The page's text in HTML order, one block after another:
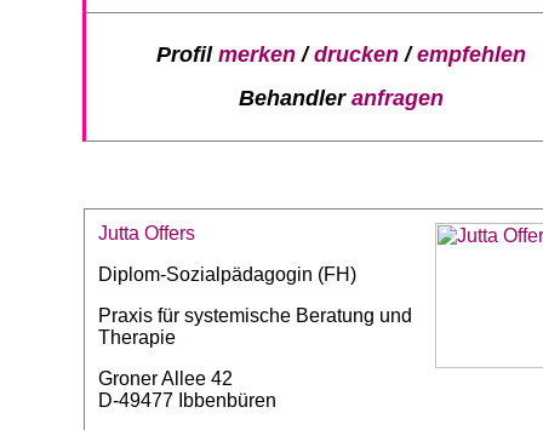
Profil merken/drucken/empfehlen
Behandler anfragen
Jutta Offers
Diplom-Sozialpädagogin (FH)
Praxis für systemische Beratung und
Therapie
Groner Allee 42
D-49477 Ibbenbüren